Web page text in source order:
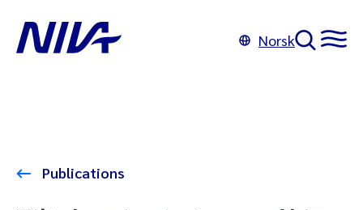
Norsk
Publications